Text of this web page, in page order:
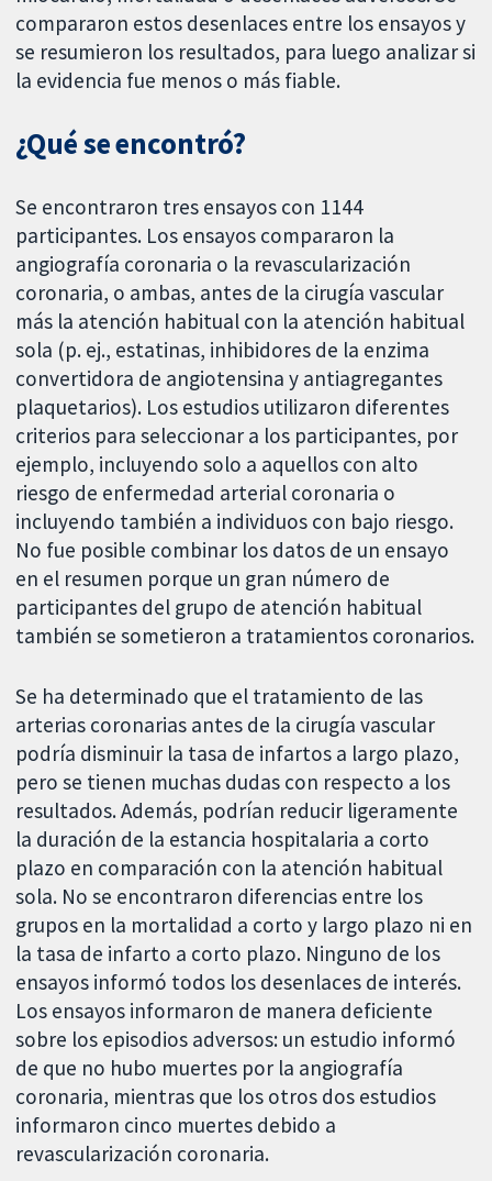
compararon estos desenlaces entre los ensayos y
se resumieron los resultados, para luego analizar si
la evidencia fue menos o más fiable.
¿Qué se encontró?
Se encontraron tres ensayos con 1144
participantes. Los ensayos compararon la
angiografía coronaria o la revascularización
coronaria, o ambas, antes de la cirugía vascular
más la atención habitual con la atención habitual
sola (p. ej., estatinas, inhibidores de la enzima
convertidora de angiotensina y antiagregantes
plaquetarios). Los estudios utilizaron diferentes
criterios para seleccionar a los participantes, por
ejemplo, incluyendo solo a aquellos con alto
riesgo de enfermedad arterial coronaria o
incluyendo también a individuos con bajo riesgo.
No fue posible combinar los datos de un ensayo
en el resumen porque un gran número de
participantes del grupo de atención habitual
también se sometieron a tratamientos coronarios.
Se ha determinado que el tratamiento de las
arterias coronarias antes de la cirugía vascular
podría disminuir la tasa de infartos a largo plazo,
pero se tienen muchas dudas con respecto a los
resultados. Además, podrían reducir ligeramente
la duración de la estancia hospitalaria a corto
plazo en comparación con la atención habitual
sola. No se encontraron diferencias entre los
grupos en la mortalidad a corto y largo plazo ni en
la tasa de infarto a corto plazo. Ninguno de los
ensayos informó todos los desenlaces de interés.
Los ensayos informaron de manera deficiente
sobre los episodios adversos: un estudio informó
de que no hubo muertes por la angiografía
coronaria, mientras que los otros dos estudios
informaron cinco muertes debido a
revascularización coronaria.